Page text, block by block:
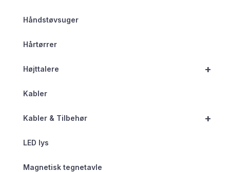
Håndstøvsuger
Hårtørrer
+
Højttalere
Kabler
+
Kabler & Tilbehør
LED lys
Magnetisk tegnetavle